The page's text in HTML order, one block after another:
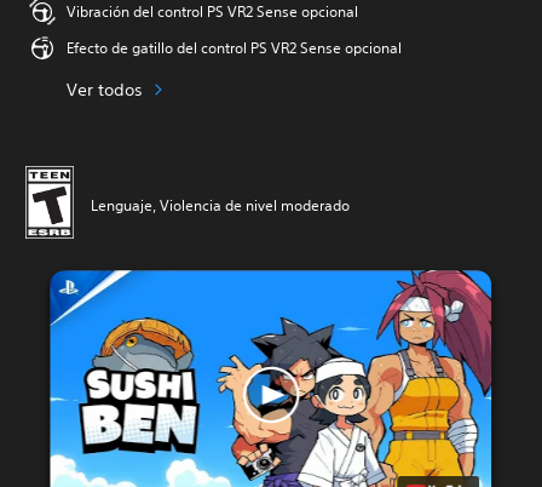
Vibración del control PS VR2 Sense opcional
Efecto de gatillo del control PS VR2 Sense opcional
Ver todos
Lenguaje, Violencia de nivel moderado